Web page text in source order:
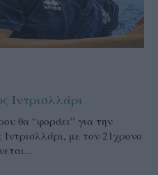
Ιντρισλλάρι
θα “φοράει” για την
με τον 21χρονο